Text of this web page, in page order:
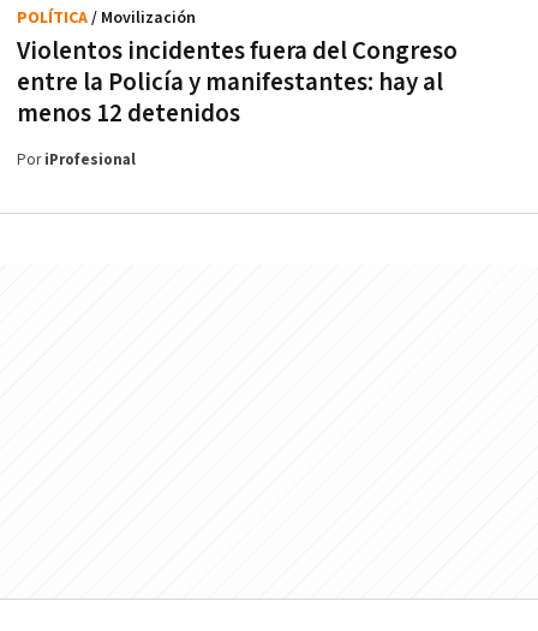
Violentos incidentes fuera del Congreso
entre la Policía y manifestantes: hay al
menos 12 detenidos
POLÍTICA/ Movilización
PoriProfesional